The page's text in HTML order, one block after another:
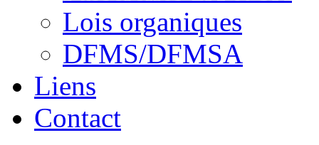
Lois organiques
DFMS/DFMSA
Liens
Contact